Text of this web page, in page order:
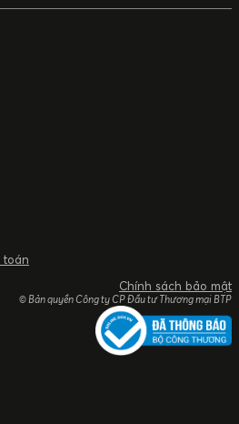
toán
Chính sách bảo mật
© Bản quyền Công ty CP Đầu tư Thương mại BTP